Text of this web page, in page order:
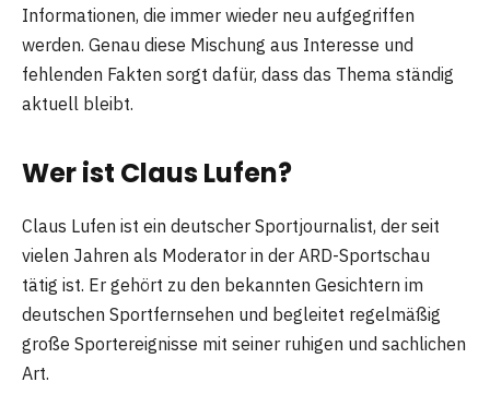
Informationen, die immer wieder neu aufgegriffen
werden. Genau diese Mischung aus Interesse und
fehlenden Fakten sorgt dafür, dass das Thema ständig
aktuell bleibt.
Wer ist Claus Lufen?
Claus Lufen ist ein deutscher Sportjournalist, der seit
vielen Jahren als Moderator in der ARD-Sportschau
tätig ist. Er gehört zu den bekannten Gesichtern im
deutschen Sportfernsehen und begleitet regelmäßig
große Sportereignisse mit seiner ruhigen und sachlichen
Art.